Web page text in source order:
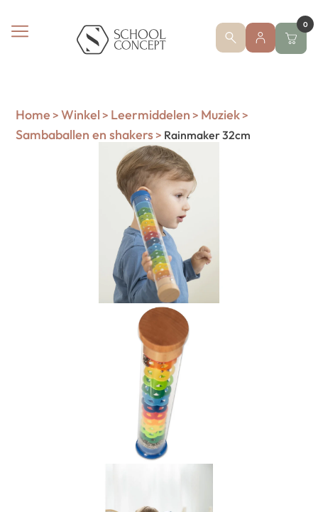
0
Home > Winkel > Leermiddelen > Muziek>
Sambaballen en shakers> Rainmaker 32cm